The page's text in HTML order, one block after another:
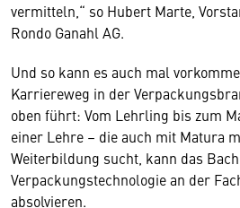
vermitteln,“ so Hubert Marte,
Rondo Ganahl AG.
Und so kann es auch mal
Karriereweg in der
oben führt: Vom Lehrling bis zum
einer Lehre – die auch mit Matura
Weiterbildung sucht, kann das
Verpackungstechnologie an der
absolvieren.